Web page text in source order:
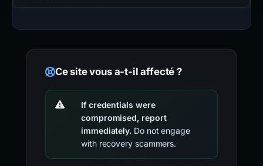
Ce site vous a-t-il affecté ?
If credentials were
compromised, report
immediately. Do not engage
with recovery scammers.